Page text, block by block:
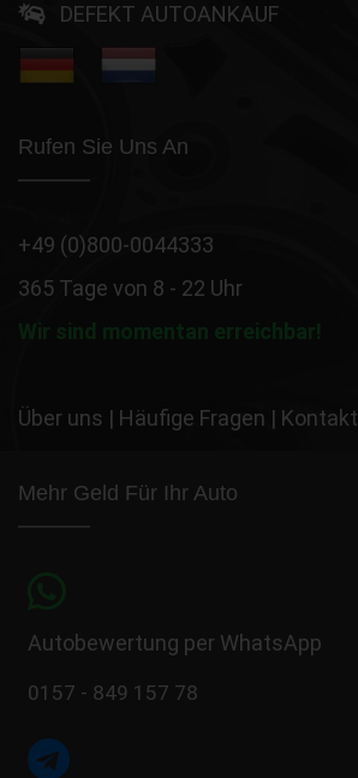
DEFEKT AUTOANKAUF
Rufen Sie Uns An
+49 (0)800-0044333
365 Tage von 8 - 22 Uhr
Wir sind momentan erreichbar!
Über uns | Häufige Fragen | Kontakt
Mehr Geld Für Ihr Auto
Autobewertung per WhatsApp
0157 - 849 157 78